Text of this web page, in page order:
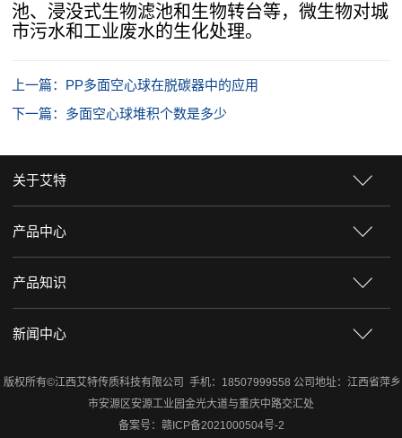
池、浸没式生物滤池和生物转台等，微生物对城
市污水和工业废水的生化处理。
上一篇：PP多面空心球在脱碳器中的应用
下一篇：多面空心球堆积个数是多少
关于艾特
产品中心
产品知识
新闻中心
版权所有©江西艾特传质科技有限公司 手机：18507999558 公司地址：江西省萍乡
市安源区安源工业园金光大道与重庆中路交汇处
备案号： 赣ICP备2021000504号-2